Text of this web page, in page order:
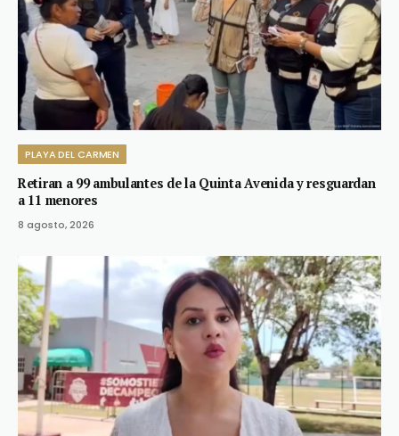
PLAYA DEL CARMEN
Retiran a 99 ambulantes de la Quinta Avenida y resguardan
a 11 menores
8 agosto, 2026